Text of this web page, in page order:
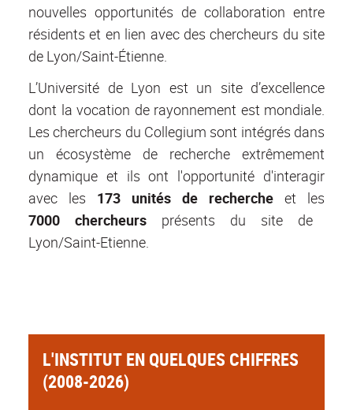
nouvelles opportunités de collaboration entre
résidents et en lien avec des chercheurs du site
de Lyon/Saint-Étienne.
L’Université de Lyon est un site d’excellence
dont la vocation de rayonnement est mondiale.
Les chercheurs du Collegium sont intégrés dans
un écosystème de recherche extrêmement
dynamique et ils ont l'opportunité d'interagir
avec les 173 unités de recherche et les
7000 chercheurs présents du site de
Lyon/Saint-Etienne.
L'INSTITUT EN QUELQUES CHIFFRES
(2008-2026)